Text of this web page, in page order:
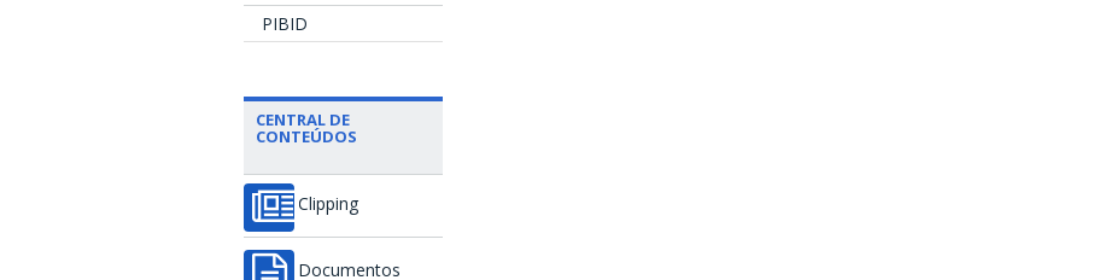
PIBID
CENTRAL DE
CONTEÚDOS
Clipping
Documentos